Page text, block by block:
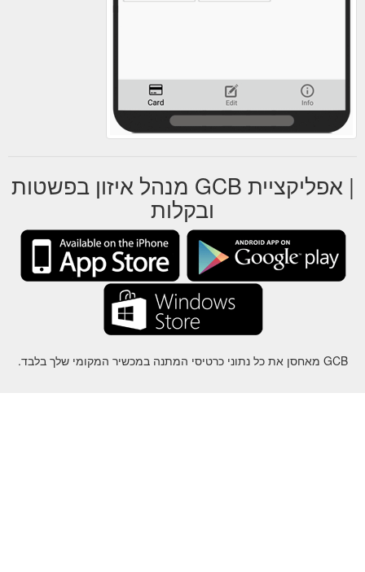
| אפליקציית GCB מנהל איזון בפשטות
ובקלות
GCB מאחסן את כל נתוני כרטיסי המתנה במכשיר המקומי שלך בלבד.